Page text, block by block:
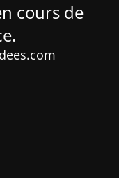
cours de